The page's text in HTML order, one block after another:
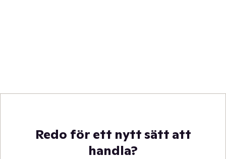
Redo för ett nytt sätt att
handla?